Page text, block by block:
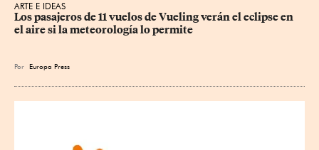
ARTE E IDEAS
Los pasajeros de 11 vuelos de Vueling verán el eclipse en
el aire si la meteorología lo permite
Por Europa Press